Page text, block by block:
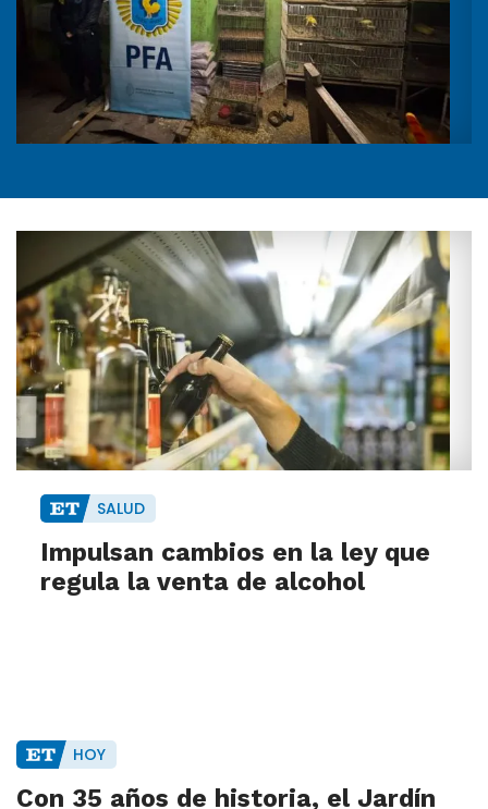
SALUD
Impulsan cambios en la ley que
regula la venta de alcohol
HOY
Con 35 años de historia, el Jardín